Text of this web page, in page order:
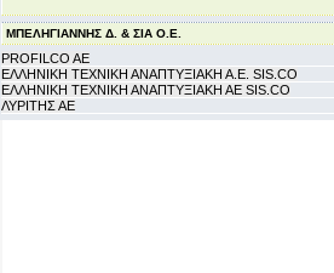
ΜΠΕΛΗΓΙΑΝΝΗΣ Δ. & ΣΙΑ Ο.Ε.
PROFILCO AE
ΕΛΛΗΝΙΚΗ ΤΕΧΝΙΚΗ ΑΝΑΠΤΥΞΙΑΚΗ Α.E. SIS.CO
ΕΛΛΗΝΙΚΗ ΤΕΧΝΙΚΗ ΑΝΑΠΤΥΞΙΑΚΗ ΑΕ SIS.CO
ΛΥΡΙΤΗΣ ΑΕ